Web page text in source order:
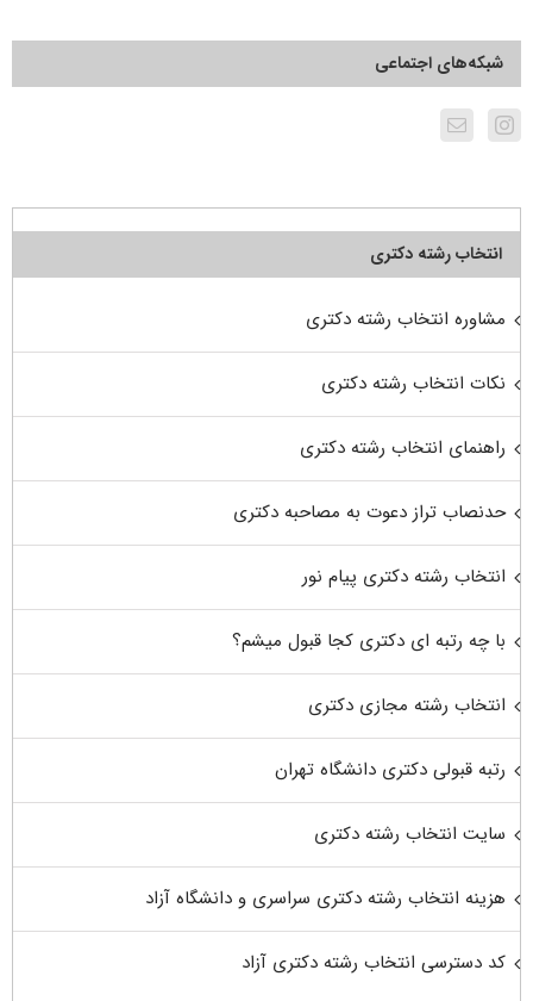
شبکه‌های اجتماعی
انتخاب رشته دکتری
مشاوره انتخاب رشته دکتری
نکات انتخاب رشته دکتری
راهنمای انتخاب رشته دکتری
حدنصاب تراز دعوت به مصاحبه دکتری
انتخاب رشته دکتری پیام نور
با چه رتبه ای دکتری کجا قبول میشم؟
انتخاب رشته مجازی دکتری
رتبه قبولی دکتری دانشگاه تهران
سایت انتخاب رشته دکتری
هزینه انتخاب رشته دکتری سراسری و دانشگاه آزاد
کد دسترسی انتخاب رشته دکتری آزاد